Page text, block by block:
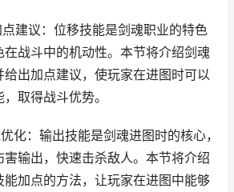
建议：位移技能是剑魂职业的特色
战斗中的机动性。本节将介绍剑魂
出加点建议，使玩家在进图时可以
取得战斗优势。
化：输出技能是剑魂进图时的核心，
输出，快速击杀敌人。本节将介绍
加点的方法，让玩家在进图中能够